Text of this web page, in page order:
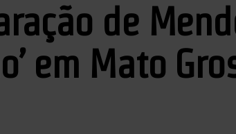
de
em Mato